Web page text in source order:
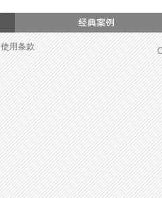
使用条款